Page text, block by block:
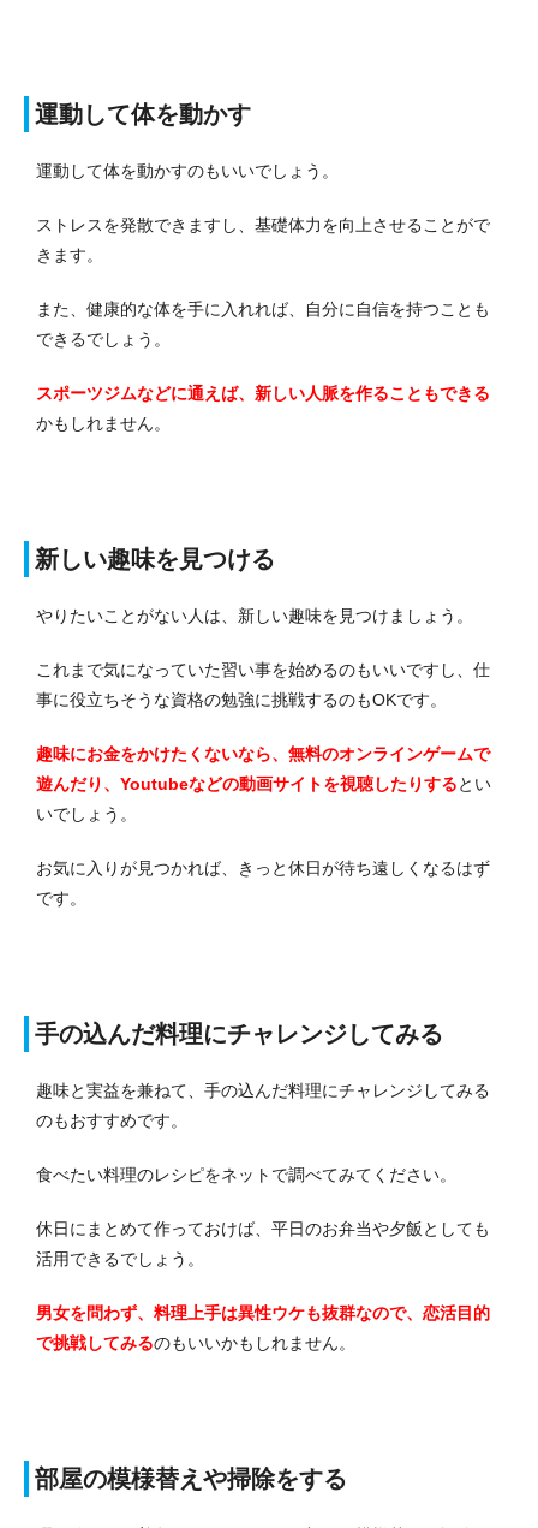
運動して体を動かす
運動して体を動かすのもいいでしょう。
ストレスを発散できますし、基礎体力を向上させることがで
きます。
また、健康的な体を手に入れれば、自分に自信を持つことも
できるでしょう。
スポーツジムなどに通えば、新しい人脈を作ることもできる
かもしれません。
新しい趣味を見つける
やりたいことがない人は、新しい趣味を見つけましょう。
これまで気になっていた習い事を始めるのもいいですし、仕
事に役立ちそうな資格の勉強に挑戦するのもOKです。
趣味にお金をかけたくないなら、無料のオンラインゲームで
遊んだり、Youtubeなどの動画サイトを視聴したりするとい
いでしょう。
お気に入りが見つかれば、きっと休日が待ち遠しくなるはず
です。
手の込んだ料理にチャレンジしてみる
趣味と実益を兼ねて、手の込んだ料理にチャレンジしてみる
のもおすすめです。
食べたい料理のレシピをネットで調べてみてください。
休日にまとめて作っておけば、平日のお弁当や夕飯としても
活用できるでしょう。
男女を問わず、料理上手は異性ウケも抜群なので、恋活目的
で挑戦してみるのもいいかもしれません。
部屋の模様替えや掃除をする